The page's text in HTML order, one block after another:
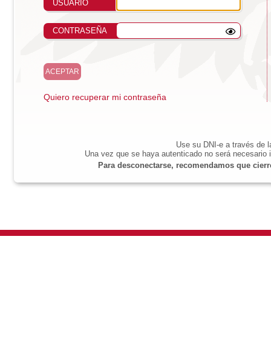
USUARIO
CONTRASEÑA
Quiero recuperar mi contraseña
Use su DNI-e a través de
Una vez que se haya autenticado no será
Para desconectarse, recomendamos que